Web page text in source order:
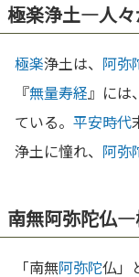
極楽浄土—人々
極楽浄土は、 阿弥
『無量寿経』には、
ている。 平安時代
浄土に憧れ、 阿弥
南無阿弥陀仏—
「南無阿弥陀仏」